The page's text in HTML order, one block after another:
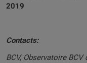
2019
Contacts:
BCV, Observatoire